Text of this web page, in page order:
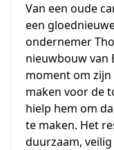
Van een oude
een
ondernemer
nieuwbouw van
moment om
maken voor de
hielp hem om
te maken. Het
duurzaam,